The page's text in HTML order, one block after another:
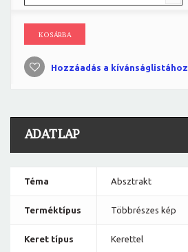
KOSÁRBA
Hozzáadás a kívánságlistához
ADATLAP
Téma Absztrakt
Terméktípus Többrészes kép
Keret típus Kerettel